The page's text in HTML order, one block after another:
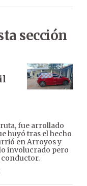
sección
fue arrollado
huyó tras el hecho
en Arroyos y
involucrado pero
conductor.